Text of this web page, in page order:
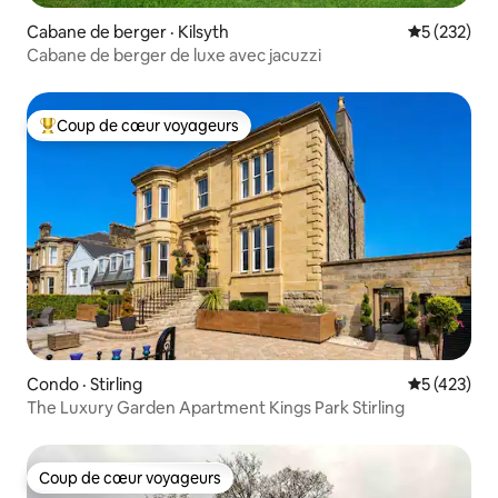
Cabane de berger · Kilsyth Note
5 (232)
Cabane de berger de luxe avec jacuzzi
Coup de cœur voyageurs parmi les plus aimés
Coup de cœur voyageurs
Condo · Stirling Note
5 (423)
The Luxury Garden Apartment Kings Park Stirling
Coup de cœur voyageurs
Coup de cœur voyageurs